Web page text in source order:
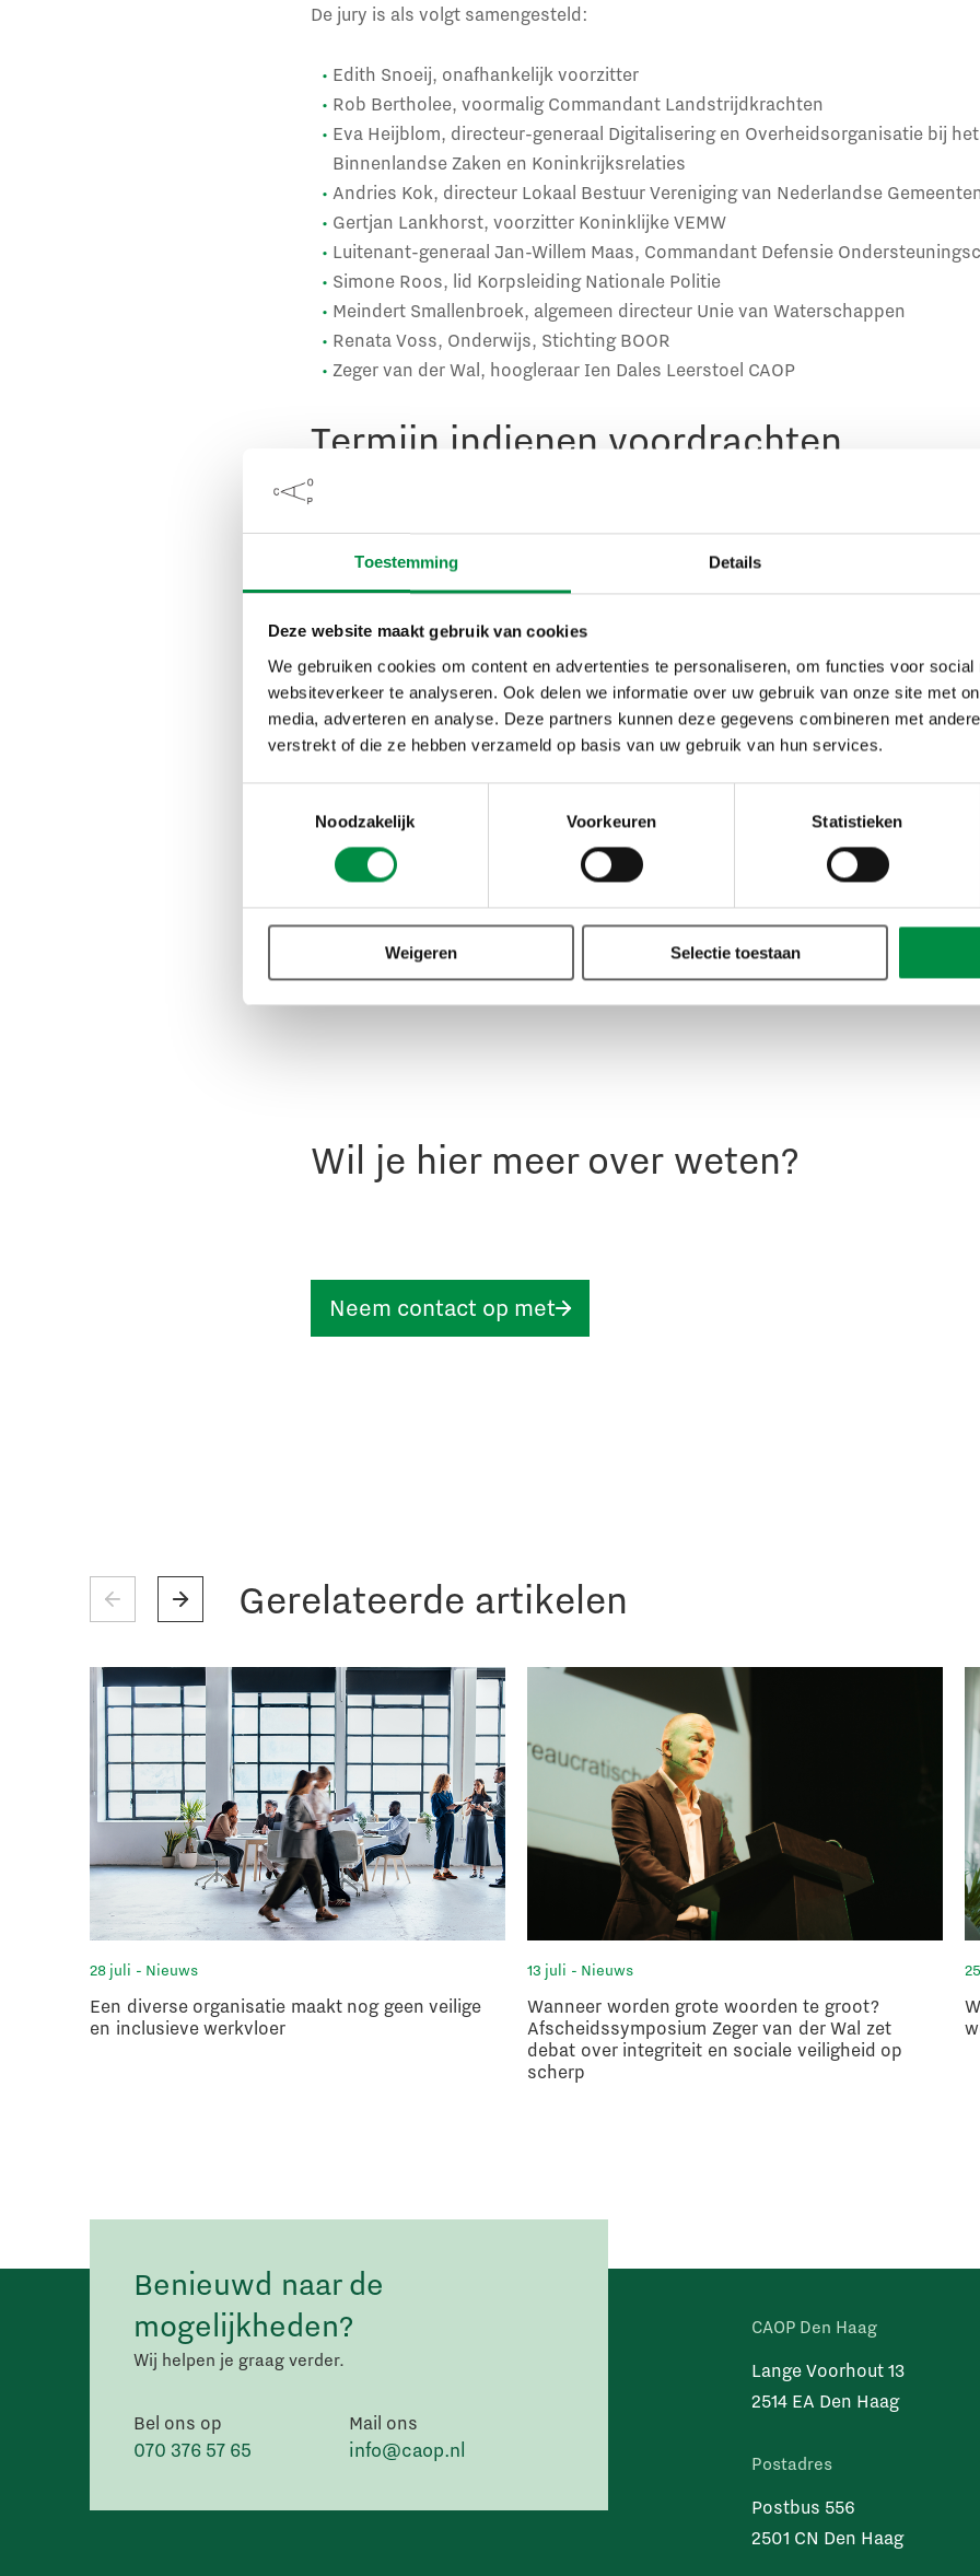
Toestemming Details
Deze website maakt gebruik van cookies
We gebruiken cookies om content en advertenties te personaliseren, om functies voor social
websiteverkeer te analyseren. Ook delen we informatie over uw gebruik van onze site met
media, adverteren en analyse. Deze partners kunnen deze gegevens combineren met
verstrekt of die ze hebben verzameld op basis van uw gebruik van hun services.
Noodzakelijk
Voorkeuren Statistieken
Weigeren Selectie toestaan
De jury is als volgt samengesteld:
Edith Snoeij, onafhankelijk voorzitter
Rob Bertholee, voormalig Commandant Landstrijdkrachten
Eva Heijblom, directeur-generaal Digitalisering en Overheidsorganisatie bij
Binnenlandse Zaken en Koninkrijksrelaties
Andries Kok, directeur Lokaal Bestuur Vereniging van Nederlandse
Gertjan Lankhorst, voorzitter Koninklijke VEMW
Luitenant-generaal Jan-Willem Maas, Commandant Defensie
Simone Roos, lid Korpsleiding Nationale Politie
Meindert Smallenbroek, algemeen directeur Unie van Waterschappen
Renata Voss, Onderwijs, Stichting BOOR
Zeger van der Wal, hoogleraar Ien Dales Leerstoel CAOP
Termijn indienen voordrachten
Voordrachten kunnen tot 15 augustus 2024 per e-mail en onder vermelding van
Integriteitsaward kunt u daar ook terecht. De award wordt uitgereikt op 14
Over de Ien Dales Leerstoel
De Ien Dales Integriteitsaward is ingesteld door de Ien Dales Leerstoel. De Ien
stimuleert onder andere het debat over integriteit binnen de overheid als
publieke en semipublieke sectoren. Belangrijke thema’s zijn de verhouding
ambtelijke dienst, de kwaliteit van de overheidsorganisatie en haar relatie tot
werknemers en de politieke en ambtelijke integriteit van de publieke sector. ‘De
arbeidsorganisatie’ is een onderdeel van het curriculum van de Faculteit
Affairs. Hoogleraar is prof. dr. Z. (Zeger) van der Wal.
Wil je hier meer over weten?
Neem contact op met
Gerelateerde artikelen
28 juli - Nieuws
Een diverse organisatie maakt nog geen veilige
en inclusieve werkvloer
13 juli - Nieuws
Wanneer worden grote woorden te groot?
Afscheidssymposium Zeger van der Wal zet
debat over integriteit en sociale veiligheid op
scherp
Benieuwd naar de
mogelijkheden?
Wij helpen je graag verder.
Bel ons op
070 376 57 65
Mail ons
info@caop.nl
CAOP Den Haag
Lange Voorhout 13
2514 EA Den Haag
Postadres
Postbus 556
2501 CN Den Haag